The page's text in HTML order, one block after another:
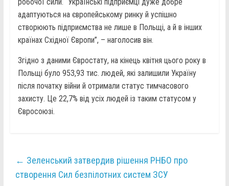
адаптуються на європейському ринку й успішно
створюють підприємства не лише в Польщі, а й в інших
країнах Східної Європи”, – наголосив він.
Згідно з даними Євростату, на кінець квітня цього року в
Польщі було 953,93 тис. людей, які залишили Україну
після початку війни й отримали статус тимчасового
захисту. Це 22,7% від усіх людей із таким статусом у
Євросоюзі.
← Зеленський затвердив рішення РНБО про
створення Сил безпілотних систем ЗСУ